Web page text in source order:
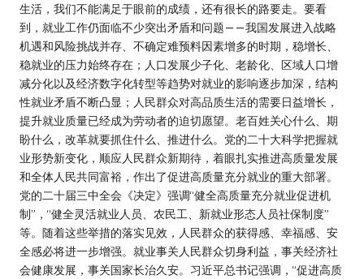
生活，我们不能满足于眼前的成绩，还有很长的路要走。要看
到，就业工作仍面临不少突出矛盾和问题——我国发展进入战略
机遇和风险挑战并存、不确定难预料因素增多的时期，稳增长、
稳就业的压力始终存在；人口发展少子化、老龄化、区域人口增
减分化以及经济数字化转型等趋势对就业的影响逐步加深，结构
性就业矛盾不断凸显；人民群众对高品质生活的需要日益增长，
提升就业质量已经成为劳动者的迫切愿望。老百姓关心什么、期
盼什么，改革就要抓住什么、推进什么。党的二十大科学把握就
业形势新变化，顺应人民群众新期待，着眼扎实推进高质量发展
和全体人民共同富裕，作出了促进高质量充分就业的重大部署。
党的二十届三中全会《决定》强调“健全高质量充分就业促进机
制”，“健全灵活就业人员、农民工、新就业形态人员社保制度”
等。随着这些举措的落实见效，人民群众的获得感、幸福感、安
全感必将进一步增强。就业事关人民群众切身利益，事关经济社
会健康发展，事关国家长治久安。习近平总书记强调，“促进高质